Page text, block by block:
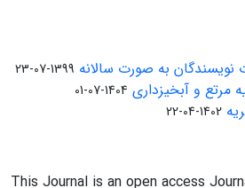
به صورت سالانه 1399-07-23
مرتع و آبخیزداری 1404-07-01
1402-04-22
This Journal is an open access